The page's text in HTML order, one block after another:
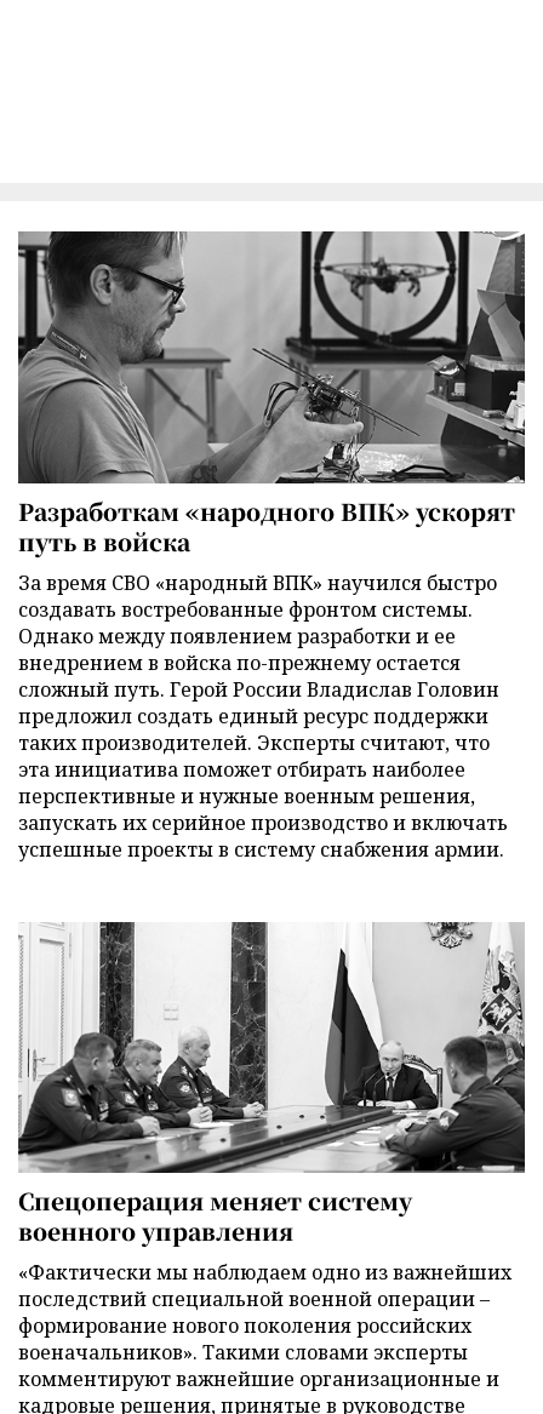
Разработкам «народного ВПК» ускорят
путь в войска
За время СВО «народный ВПК» научился быстро
создавать востребованные фронтом системы.
Однако между появлением разработки и ее
внедрением в войска по-прежнему остается
сложный путь. Герой России Владислав Головин
предложил создать единый ресурс поддержки
таких производителей. Эксперты считают, что
эта инициатива поможет отбирать наиболее
перспективные и нужные военным решения,
запускать их серийное производство и включать
успешные проекты в систему снабжения армии.
Спецоперация меняет систему
военного управления
«Фактически мы наблюдаем одно из важнейших
последствий специальной военной операции –
формирование нового поколения российских
военачальников». Такими словами эксперты
комментируют важнейшие организационные и
кадровые решения, принятые в руководстве